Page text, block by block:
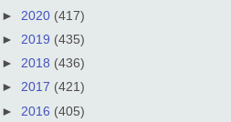
► 2020 (417)
► 2019 (435)
► 2018 (436)
► 2017 (421)
► 2016 (405)